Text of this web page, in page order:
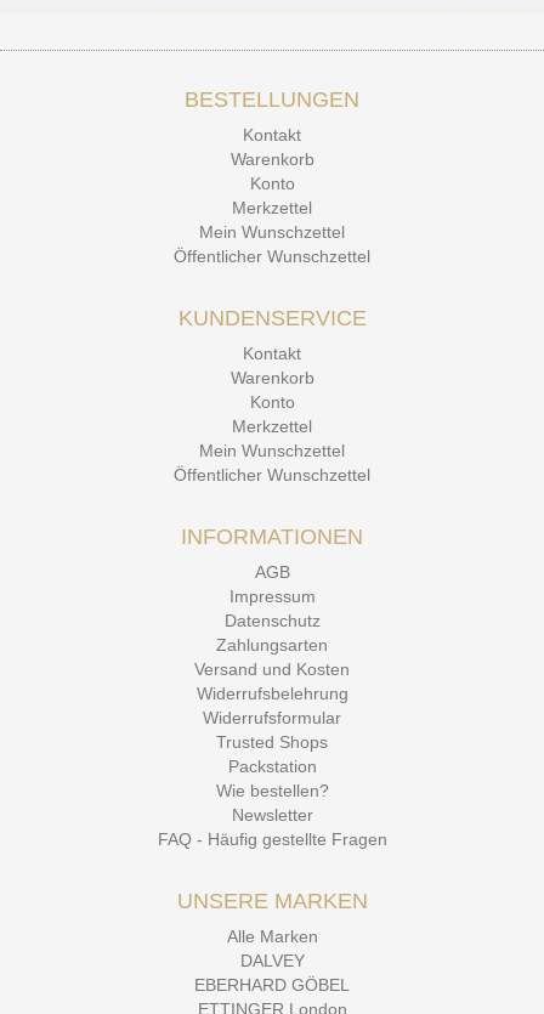
BESTELLUNGEN
Kontakt
Warenkorb
Konto
Merkzettel
Mein Wunschzettel
Öffentlicher Wunschzettel
KUNDENSERVICE
Kontakt
Warenkorb
Konto
Merkzettel
Mein Wunschzettel
Öffentlicher Wunschzettel
INFORMATIONEN
AGB
Impressum
Datenschutz
Zahlungsarten
Versand und Kosten
Widerrufsbelehrung
Widerrufsformular
Trusted Shops
Packstation
Wie bestellen?
Newsletter
FAQ - Häufig gestellte Fragen
UNSERE MARKEN
Alle Marken
DALVEY
EBERHARD GÖBEL
ETTINGER London